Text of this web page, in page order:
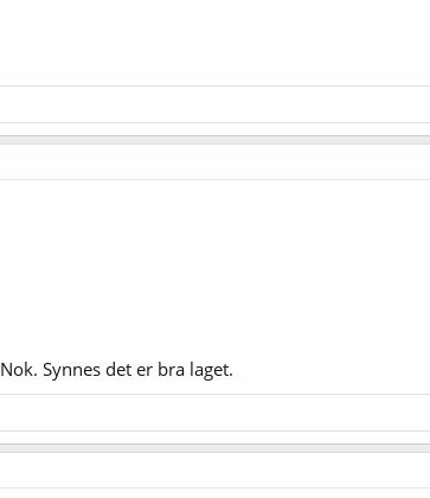
Synnes det er bra laget.